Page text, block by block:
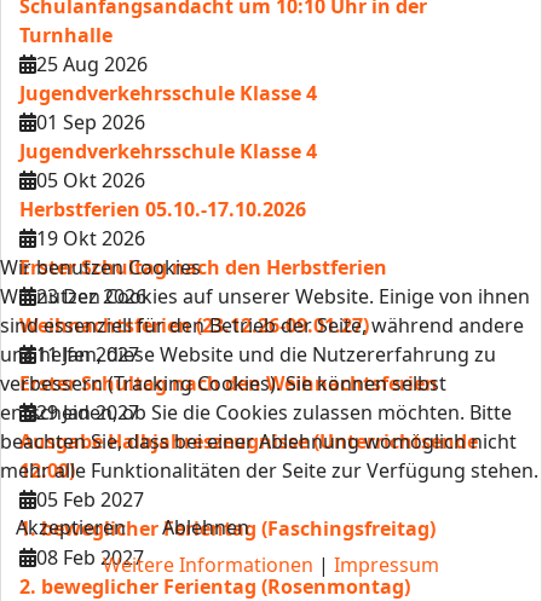
Schulanfangsandacht um 10:10 Uhr in der
Turnhalle
25 Aug 2026
Jugendverkehrsschule Klasse 4
01 Sep 2026
Jugendverkehrsschule Klasse 4
05 Okt 2026
Herbstferien 05.10.-17.10.2026
19 Okt 2026
Erster Schultag nach den Herbstferien
23 Dez 2026
Weihnachtsferien (23.12.26-09.01.27)
11 Jan 2027
Erster Schultag nach den Weihnachtsferien
29 Jan 2027
Ausgabe Halbjahreszeugnisse (Unterrichtsende
12:00)
05 Feb 2027
1. beweglicher Ferientag (Faschingsfreitag)
08 Feb 2027
2. beweglicher Ferientag (Rosenmontag)
Wir benutzen Cookies
Wir nutzen Cookies auf unserer Website. Einige von ihnen
sind essenziell für den Betrieb der Seite, während andere
uns helfen, diese Website und die Nutzererfahrung zu
verbessern (Tracking Cookies). Sie können selbst
entscheiden, ob Sie die Cookies zulassen möchten. Bitte
beachten Sie, dass bei einer Ablehnung womöglich nicht
mehr alle Funktionalitäten der Seite zur Verfügung stehen.
Akzeptieren
Ablehnen
Weitere Informationen | Impressum